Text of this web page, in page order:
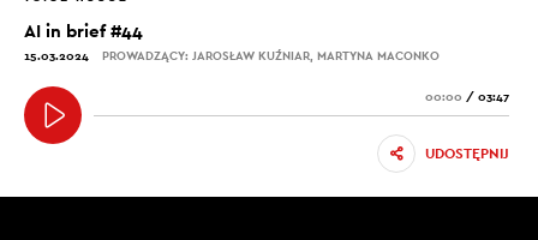
AI in brief #44
15.03.2024 PROWADZĄCY: JAROSŁAW KUŹNIAR, MARTYNA MACONKO
00:00 / 03:47
UDOSTĘPNIJ